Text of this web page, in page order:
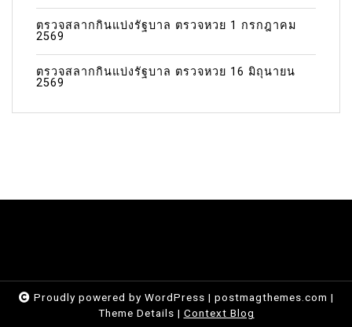
ตรวจสลากกินแบ่งรัฐบาล ตรวจหวย 1 กรกฎาคม
2569
ตรวจสลากกินแบ่งรัฐบาล ตรวจหวย 16 มิถุนายน
2569
Proudly powered by WordPress | postmagthemes.com |
Theme Details | Context Blog